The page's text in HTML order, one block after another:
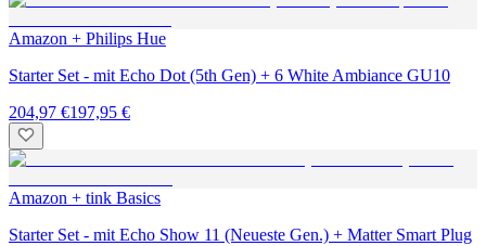
Amazon + Philips Hue
Starter Set - mit Echo Dot (5th Gen) + 6 White Ambiance GU10
204,97 €197,95 €
Amazon + tink Basics
Starter Set - mit Echo Show 11 (Neueste Gen.) + Matter Smart Plug